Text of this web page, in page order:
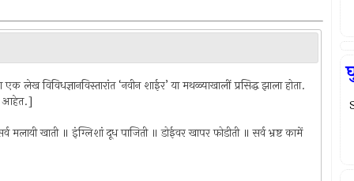
विविधज्ञानविस्तारांत ‘नवीन शाईर’ या मथळ्याखालीं प्रसिद्ध झाला होता.
आहेत.]
खाती ॥ इंग्लिशां दूध पाजिती ॥ डोईवर खापर फोडीती ॥ सर्व भ्रष्ट कामें